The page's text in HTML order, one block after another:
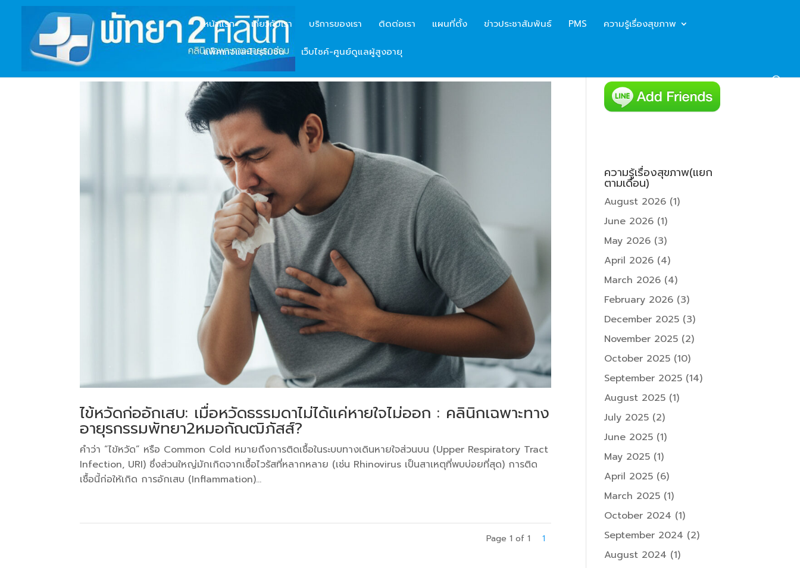
หน้าแรก เกี่ยวกับเรา บริการของเรา ติดต่อเรา แผนที่ตั้ง ข่าวประชาสัมพันธ์ PMS ความรู้เรื่องสุขภาพ
แพ็คเกจและโปรโมชั่น เว็บไซค์-ศูนย์ดูแลผู้สูงอายุ
ไข้หวัดก่ออักเสบ: เมื่อหวัดธรรมดาไม่ได้แค่หายใจไม่ออก : คลินิกเฉพาะทาง
อายุรกรรมพัทยา2หมอกัณฒิภัสส์?
คำว่า “ไข้หวัด” หรือ Common Cold หมายถึงการติดเชื้อในระบบทางเดินหายใจส่วนบน (Upper Respiratory Tract
Infection, URI) ซึ่งส่วนใหญ่มักเกิดจากเชื้อไวรัสที่หลากหลาย (เช่น Rhinovirus เป็นสาเหตุที่พบบ่อยที่สุด) การติด
เชื้อนี้ก่อให้เกิด การอักเสบ (Inflammation)...
Page 1 of 1 1
ความรู้เรื่องสุขภาพ(แยก
ตามเดือน)
August 2026 (1)
June 2026 (1)
May 2026 (3)
April 2026 (4)
March 2026 (4)
February 2026 (3)
December 2025 (3)
November 2025 (2)
October 2025 (10)
September 2025 (14)
August 2025 (1)
July 2025 (2)
June 2025 (1)
May 2025 (1)
April 2025 (6)
March 2025 (1)
October 2024 (1)
September 2024 (2)
August 2024 (1)